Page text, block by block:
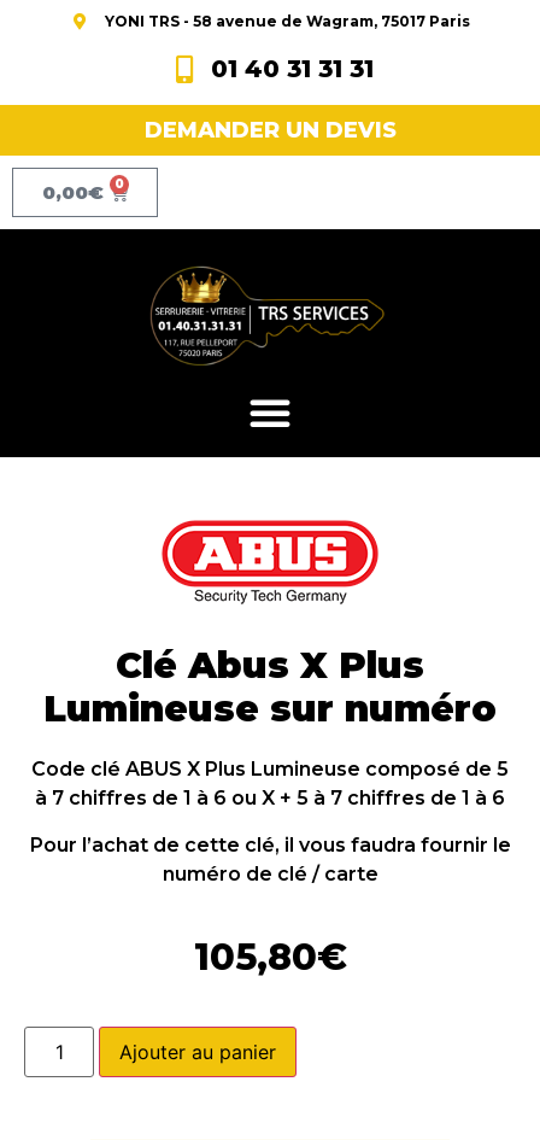
YONI TRS - 58 avenue de Wagram, 75017 Paris
01 40 31 31 31
DEMANDER UN DEVIS
0,00€ 0
Clé Abus X Plus
Lumineuse sur numéro
Code clé ABUS X Plus Lumineuse composé de 5
à 7 chiffres de 1 à 6 ou X + 5 à 7 chiffres de 1 à 6
Pour l’achat de cette clé, il vous faudra fournir le
numéro de clé / carte
105,80€
Ajouter au panier